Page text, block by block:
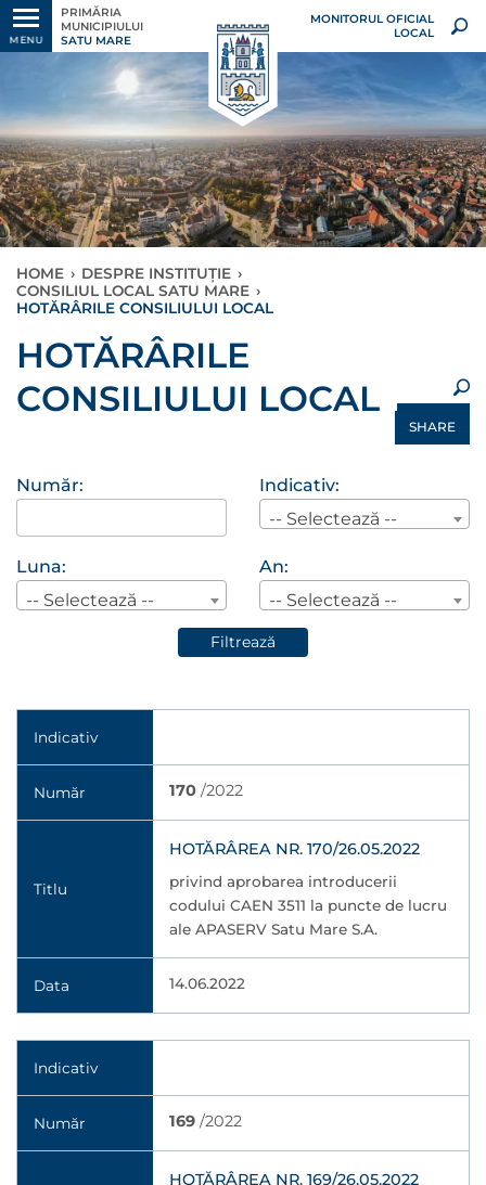
MENU
PRIMĂRIA
MUNICIPIULUI
SATU MARE
MONITORUL OFICIAL
LOCAL
HOME › DESPRE INSTITUȚIE ›
CONSILIUL LOCAL SATU MARE ›
HOTĂRÂRILE CONSILIULUI LOCAL
HOTĂRÂRILE
CONSILIULUI LOCAL
SHARE
Număr:
Indicativ:
-- Selectează --
Luna:
-- Selectează --
An:
-- Selectează --
Filtrează
Indicativ
Număr 170 /2022
Titlu
HOTĂRÂREA NR. 170/26.05.2022
privind aprobarea introducerii
codului CAEN 3511 la puncte de lucru
ale APASERV Satu Mare S.A.
Data 14.06.2022
Indicativ
Număr 169 /2022
HOTĂRÂREA NR. 169/26.05.2022